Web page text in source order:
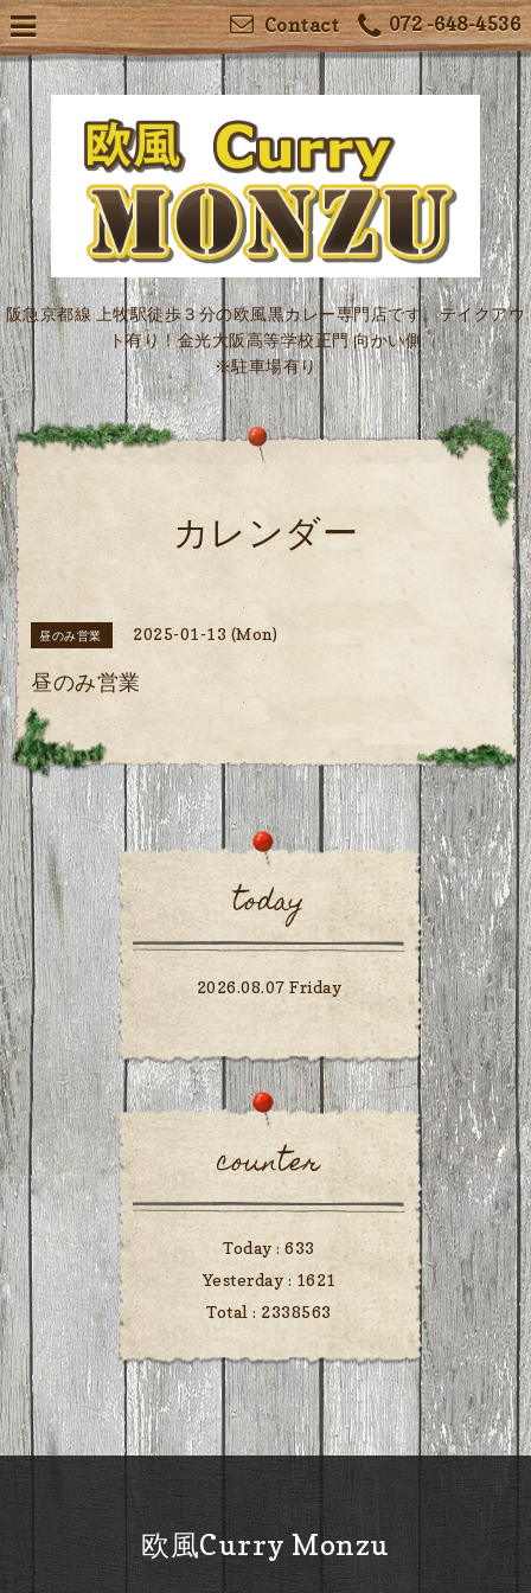
072 -648-4536
Contact
阪急京都線 上牧駅徒歩３分の欧風黒カレー専門店です。テイクアウ
ト有り！金光大阪高等学校正門 向かい側
※駐車場有り
カレンダー
昼のみ営業 2025-01-13 (Mon)
昼のみ営業
today
2026.08.07 Friday
counter
Today :633
Yesterday : 1621
Total : 2338563
欧風Curry Monzu